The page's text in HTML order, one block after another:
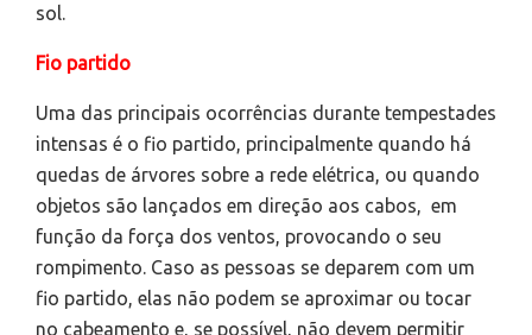
sol.
Fio partido
Uma das principais ocorrências durante tempestades
intensas é o fio partido, principalmente quando há
quedas de árvores sobre a rede elétrica, ou quando
objetos são lançados em direção aos cabos, em
função da força dos ventos, provocando o seu
rompimento. Caso as pessoas se deparem com um
fio partido, elas não podem se aproximar ou tocar
no cabeamento e, se possível, não devem permitir